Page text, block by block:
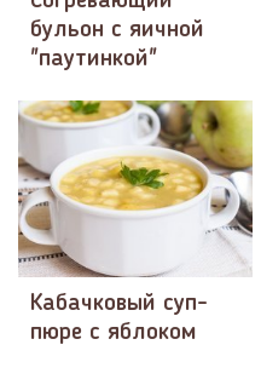
бульон с яичной
"паутинкой"
Кабачковый суп-
пюре с яблоком